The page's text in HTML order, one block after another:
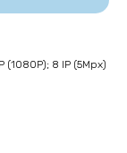
(1080P); 8 IP (5Mpx)